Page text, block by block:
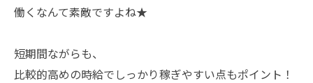
働くなんて素敵ですよね★
短期間ながらも、
比較的高めの時給でしっかり稼ぎやすい点もポイント！